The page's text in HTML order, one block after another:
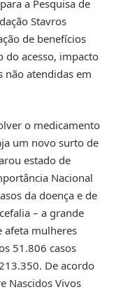
a Pesquisa de
Stavros
de benefícios
do acesso, impacto
não atendidas em
o medicamento
um novo surto de
estado de
Nacional
da doença e de
– a grande
afeta mulheres
51.806 casos
De acordo
Nascidos Vivos